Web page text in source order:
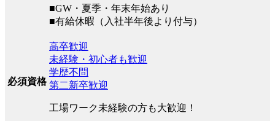
■GW・夏季・年末年始あり
■有給休暇（入社半年後より付与）
必須資格
高卒歓迎
未経験・初心者も歓迎
学歴不問
第二新卒歓迎
工場ワーク未経験の方も大歓迎！